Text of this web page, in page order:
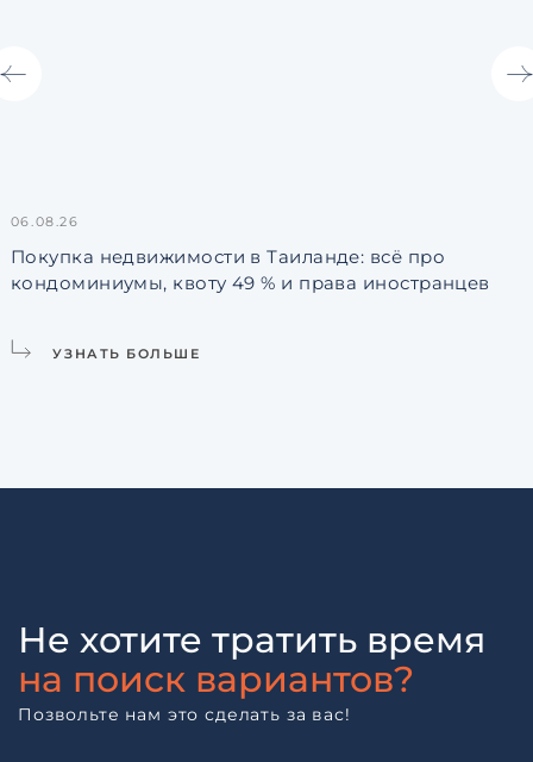
06.08.26
Покупка недвижимости в Таиланде: всё про
кондоминиумы, квоту 49 % и права иностранцев
УЗНАТЬ БОЛЬШЕ
Не хотите тратить время
на поиск вариантов?
Позвольте нам это сделать за вас!